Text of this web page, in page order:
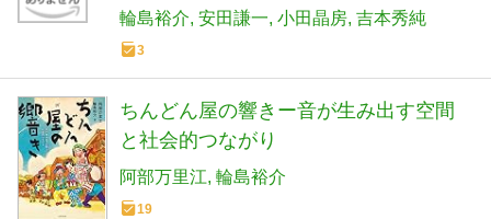
輪島裕介 安田謙一 小田晶房 吉本秀純
3
ちんどん屋の響きー音が生み出す空間
と社会的つながり
阿部万里江 輪島裕介
19